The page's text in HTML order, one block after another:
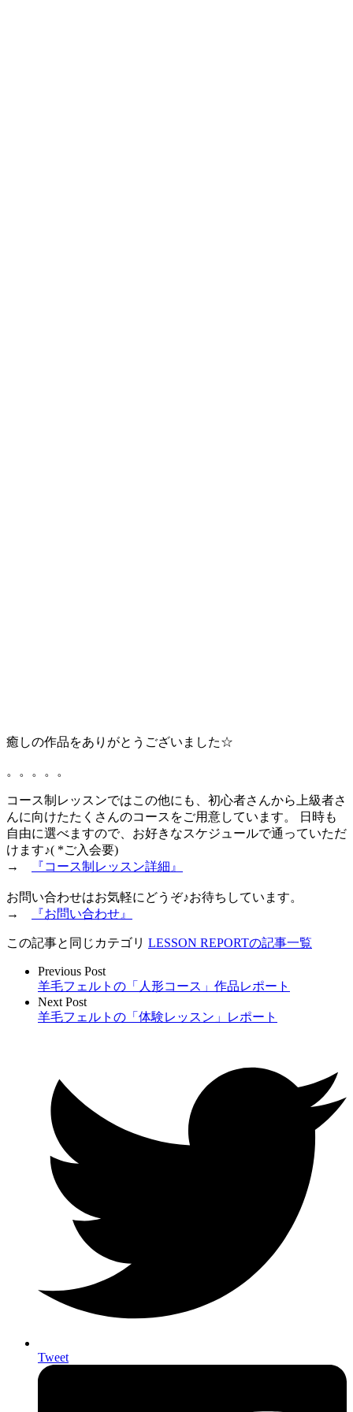
癒しの作品をありがとうございました☆
。。。。。
コース制レッスンではこの他にも、初心者さんから上級者さ
んに向けたたくさんのコースをご用意しています。 日時も
自由に選べますので、お好きなスケジュールで通っていただ
けます♪( *ご入会要)
→
『コース制レッスン詳細』
お問い合わせはお気軽にどうぞ♪お待ちしています。
→
『お問い合わせ』
この記事と同じカテゴリ LESSON REPORTの記事一覧
Previous Post
羊毛フェルトの「人形コース」作品レポート
Next Post
羊毛フェルトの「体験レッスン」レポート
Tweet